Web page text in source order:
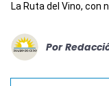
La Ruta del Vino, con
Por